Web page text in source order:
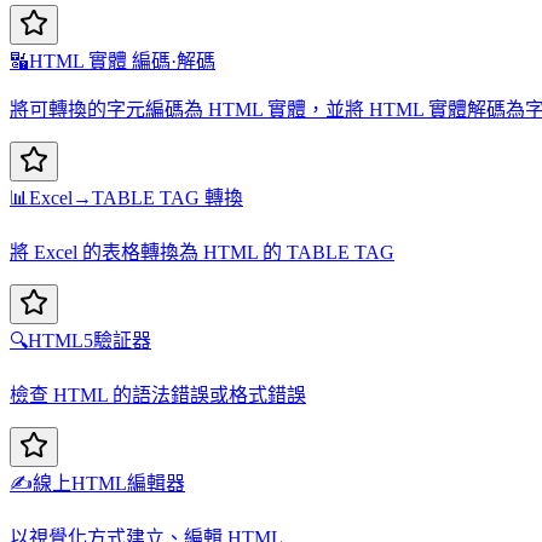
🔣HTML 實體 編碼·解碼
將可轉換的字元編碼為 HTML 實體，並將 HTML 實體解碼為
📊Excel→TABLE TAG 轉換
將 Excel 的表格轉換為 HTML 的 TABLE TAG
🔍HTML5驗証器
檢查 HTML 的語法錯誤或格式錯誤
✍️線上HTML編輯器